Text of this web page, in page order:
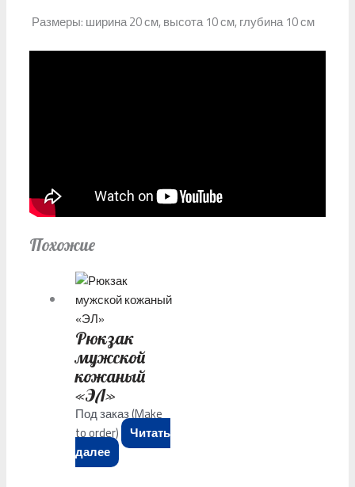
Размеры: ширина 20 см, высота 10 см, глубина 10 см
Похожие
Рюкзак
мужской
кожаный
«ЭЛ»
Под заказ (Make
to order)
Читать
далее